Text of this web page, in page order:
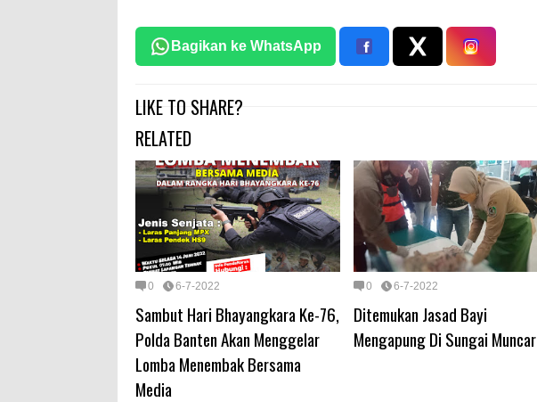
Bagikan ke WhatsApp
LIKE TO SHARE?
RELATED
0 6-7-2022
Sambut Hari Bhayangkara Ke-76,
Polda Banten Akan Menggelar
Lomba Menembak Bersama
Media
0 6-7-2022
Ditemukan Jasad Bayi
Mengapung Di Sungai Muncar